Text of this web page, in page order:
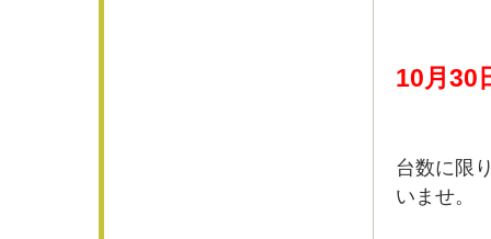
10月30
台数に限
いませ。